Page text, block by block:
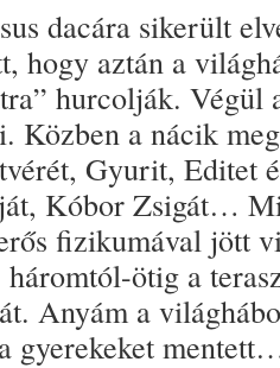
dacára sikerült
hogy aztán a
hurcolják.
Közben a nácik
Gyurit, Editet
Kóbor Zsigát…
fizikumával jött
ötig a
Anyám a
gyerekeket